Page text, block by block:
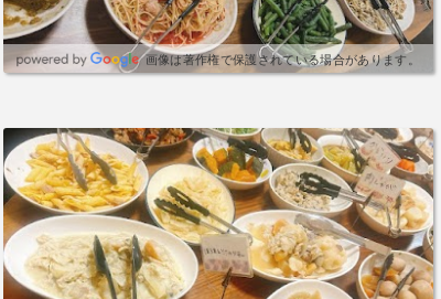
です、ご馳走様でした😋あこさんありがとうござ
います♪
画像は著作権で保護されている場合があります。